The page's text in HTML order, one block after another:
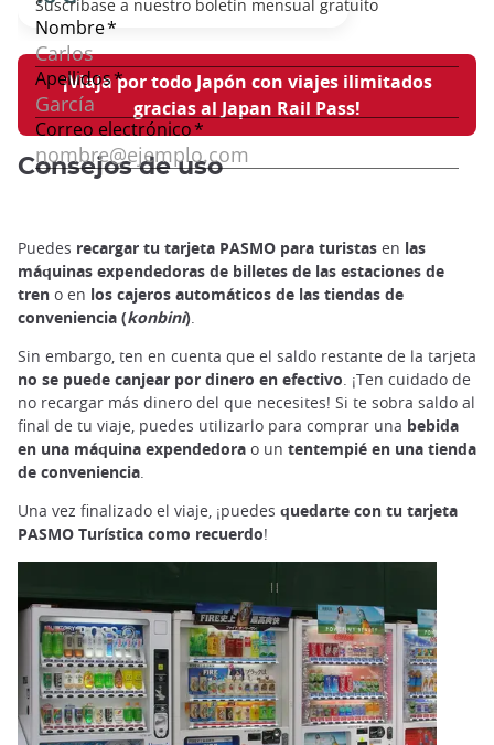
¡Viaja por todo Japón con viajes ilimitados
gracias al Japan Rail Pass!
Consejos de uso
Puedes recargar tu tarjeta PASMO para turistas en las
máquinas expendedoras de billetes de las estaciones de
tren o en los cajeros automáticos de las tiendas de
conveniencia (konbini).
Sin embargo, ten en cuenta que el saldo restante de la tarjeta
no se puede canjear por dinero en efectivo. ¡Ten cuidado de
no recargar más dinero del que necesites! Si te sobra saldo al
final de tu viaje, puedes utilizarlo para comprar una bebida
en una máquina expendedora o un tentempié en una tienda
de conveniencia.
Una vez finalizado el viaje, ¡puedes quedarte con tu tarjeta
PASMO Turística como recuerdo!